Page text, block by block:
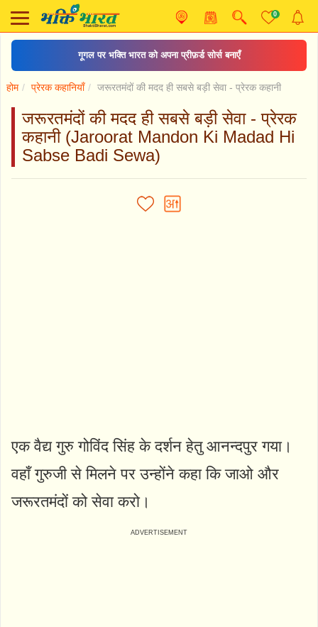
0
गूगल पर भक्ति भारत को अपना प्रीफ़र्ड सोर्स बनाएँ
होम प्रेरक कहानियाँ जरूरतमंदों की मदद ही सबसे बड़ी सेवा - प्रेरक कहानी
जरूरतमंदों की मदद ही सबसे बड़ी सेवा - प्रेरक
कहानी (Jaroorat Mandon Ki Madad Hi
Sabse Badi Sewa)
एक वैद्य गुरु गोविंद सिंह के दर्शन हेतु आनन्दपुर गया।
वहाँ गुरुजी से मिलने पर उन्होंने कहा कि जाओ और
जरूरतमंदों को सेवा करो।